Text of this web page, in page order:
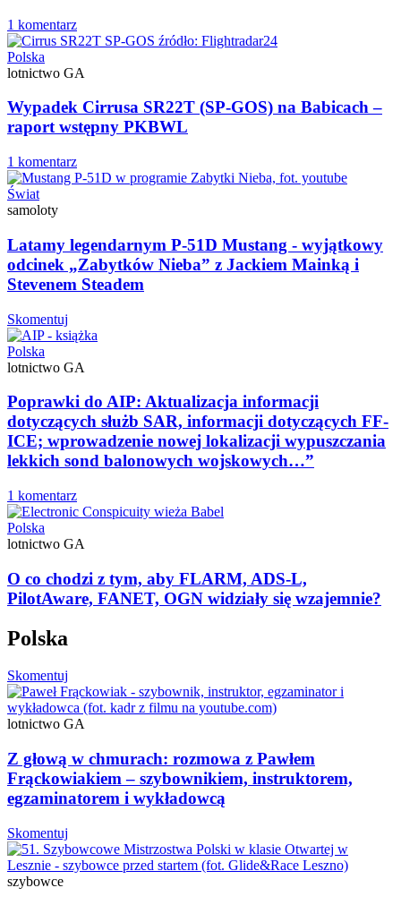
1 komentarz
Polska
lotnictwo GA
Wypadek Cirrusa SR22T (SP-GOS) na Babicach –
raport wstępny PKBWL
1 komentarz
Świat
samoloty
Latamy legendarnym P-51D Mustang - wyjątkowy
odcinek „Zabytków Nieba” z Jackiem Mainką i
Stevenem Steadem
Skomentuj
Polska
lotnictwo GA
Poprawki do AIP: Aktualizacja informacji
dotyczących służb SAR, informacji dotyczących FF-
ICE; wprowadzenie nowej lokalizacji wypuszczania
lekkich sond balonowych wojskowych…”
1 komentarz
Polska
lotnictwo GA
O co chodzi z tym, aby FLARM, ADS-L,
PilotAware, FANET, OGN widziały się wzajemnie?
Polska
Skomentuj
lotnictwo GA
Z głową w chmurach: rozmowa z Pawłem
Frąckowiakiem – szybownikiem, instruktorem,
egzaminatorem i wykładowcą
Skomentuj
szybowce